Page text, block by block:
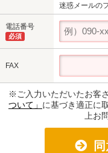
迷惑メールの
電話番号
必須
FAX
※ご入力いただいたお客
ついて」 に基づき適正に
上お